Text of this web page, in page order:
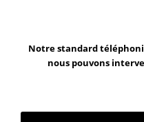
Notre standard
nous pouvons